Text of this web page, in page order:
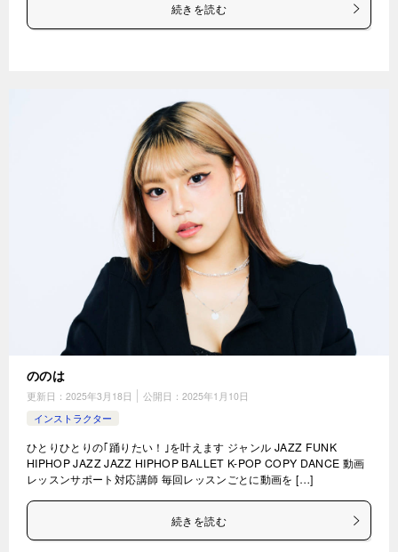
続きを読む
ののは
更新日： 2025年3月18日 公開日： 2025年1月10日
インストラクター
ひとりひとりの｢踊りたい！｣を叶えます ジャンル JAZZ FUNK
HIPHOP JAZZ JAZZ HIPHOP BALLET K-POP COPY DANCE 動画
レッスンサポート対応講師 毎回レッスンごとに動画を […]
続きを読む